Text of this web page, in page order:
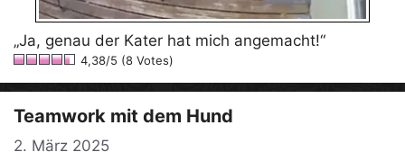
„Ja, genau der Kater hat mich angemacht!“
4,38/5 (8 Votes)
Teamwork mit dem Hund
2. März 2025